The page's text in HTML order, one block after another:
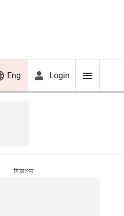
Eng Login